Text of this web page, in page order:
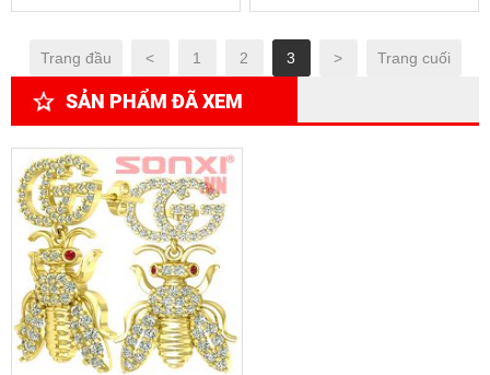
Trang đầu < 1 2 3 > Trang cuối
SẢN PHẨM ĐÃ XEM